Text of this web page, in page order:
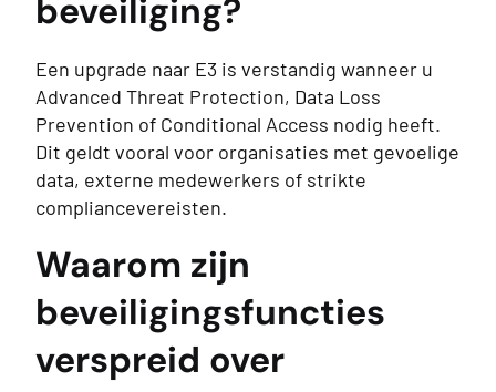
beveiliging?
Een upgrade naar E3 is verstandig wanneer u
Advanced Threat Protection, Data Loss
Prevention of Conditional Access nodig heeft.
Dit geldt vooral voor organisaties met gevoelige
data, externe medewerkers of strikte
compliancevereisten.
Waarom zijn
beveiligingsfuncties
verspreid over